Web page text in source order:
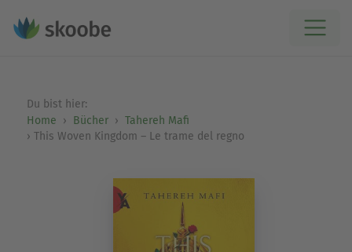
Du bist hier:
Home
Bücher
Tahereh Mafi
This Woven Kingdom – Le trame del regno